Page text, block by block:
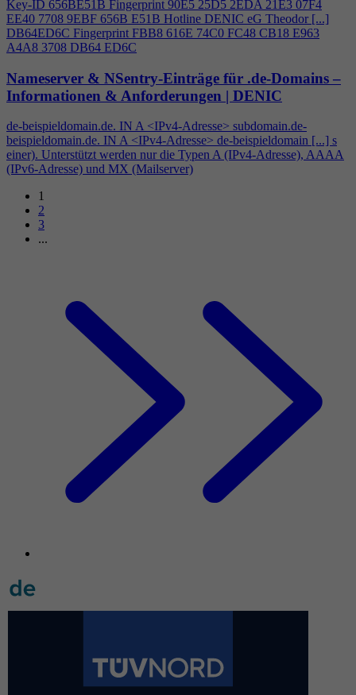
Key-ID 656BE51B Fingerprint 90E5 25D5 2EDA 21E3 07F4
EE40 7708 9EBF 656B E51B Hotline DENIC eG Theodor [...]
DB64ED6C Fingerprint FBB8 616E 74C0 FC48 CB18 E963
A4A8 3708 DB64 ED6C
Nameserver & NSentry-Einträge für .de-Domains –
Informationen & Anforderungen | DENIC
de-beispieldomain.de. IN A <IPv4-Adresse> subdomain.de-
beispieldomain.de. IN A <IPv4-Adresse> de-beispieldomain [...] s
einer). Unterstützt werden nur die Typen A (IPv4-Adresse), AAAA
(IPv6-Adresse) und MX (Mailserver)
1
2
3
...